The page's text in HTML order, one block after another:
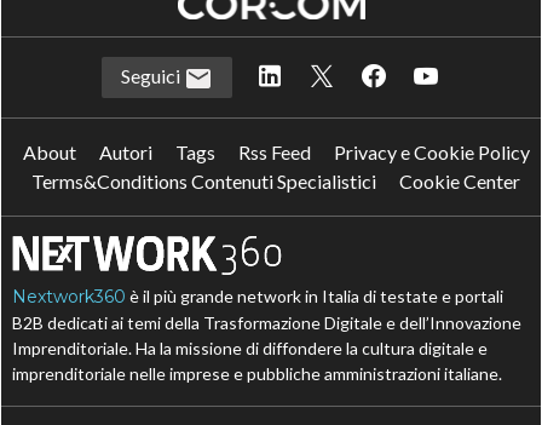
Seguici
About Autori Tags Rss Feed
Privacy e Cookie Policy
Terms&Conditions Contenuti Specialistici
Cookie Center
Nextwork360 è il più grande network in Italia di testate e portali
B2B dedicati ai temi della Trasformazione Digitale e dell’Innovazione
Imprenditoriale. Ha la missione di diffondere la cultura digitale e
imprenditoriale nelle imprese e pubbliche amministrazioni italiane.